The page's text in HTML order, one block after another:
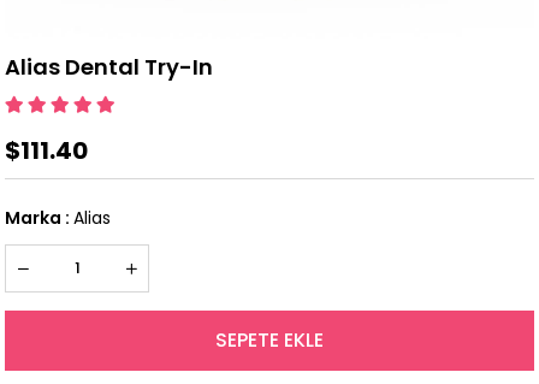
Alias Dental Try-In
$111.40
Marka : Alias